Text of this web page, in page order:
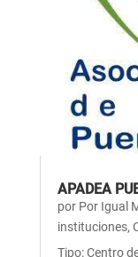
APADEA
por Por Igual
instituciones,
Tipo: Centro